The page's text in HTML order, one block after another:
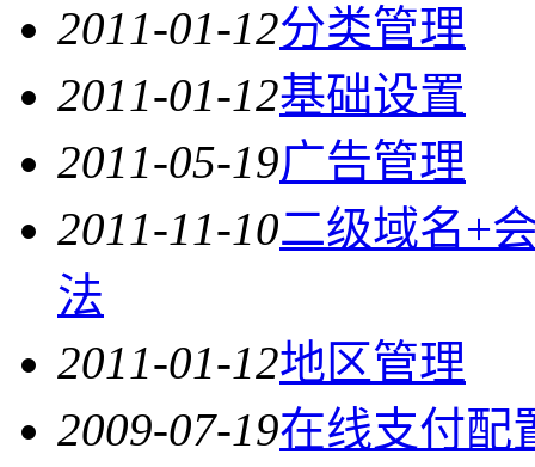
2011-01-12分类管理
2011-01-12基础设置
2011-05-19广告管理
2011-11-10二级域名+
法
2011-01-12地区管理
2009-07-19在线支付配